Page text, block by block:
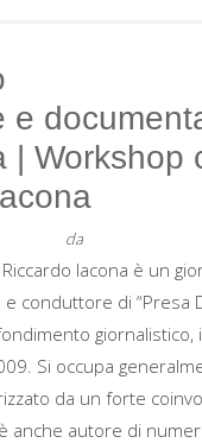
e
| Workshop
da
Riccardo Iacona è un
conduttore di “Presa
giornalistico,
Si occupa
da un forte
anche autore di